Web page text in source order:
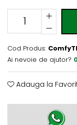
Herringbone 8 mm
Mammut 12 mm
Progress 10 mm
Robusto 12 mm
Cod Produs:
Ai nevoie de ajutor?
Adauga la